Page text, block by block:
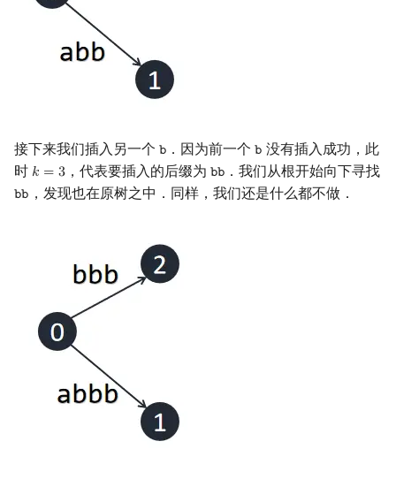
接下来我们插入另一个 𝚋
b ．因为前一个𝚋
b 没有插入成功，此
时 𝑘 = 3
k =3 ，代表要插入的后缀为 𝚋𝚋
bb ．我们从根开始向下寻找
𝚋𝚋
bb ，发现也在原树之中．同样，我们还是什么都不做．